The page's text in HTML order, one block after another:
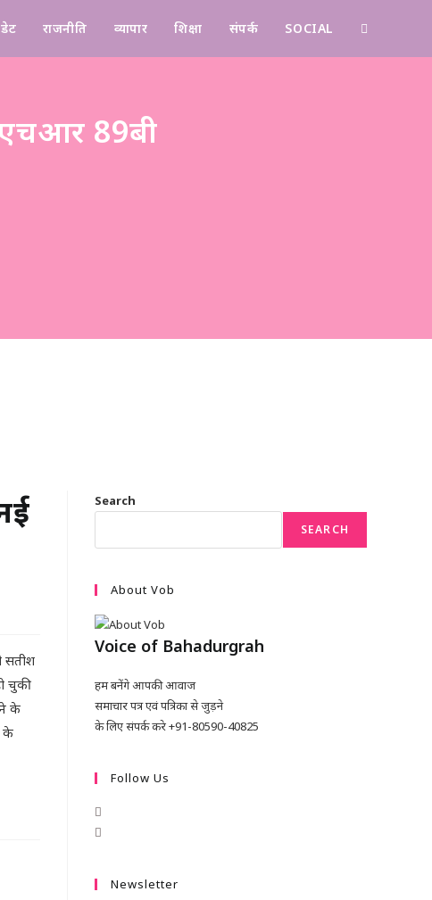
राजनीति व्यापार शिक्षा संपर्क SOCIAL
एचआर 89बी
सतीश
चुकी
के
के
Search
SEARCH
About Vob
Voice of Bahadurgrah
हम बनेंगे आपकी आवाज
समाचार पत्र एवं पत्रिका से जुड़ने
के लिए संपर्क करे +91-80590-40825
Follow Us
Newsletter
Contact